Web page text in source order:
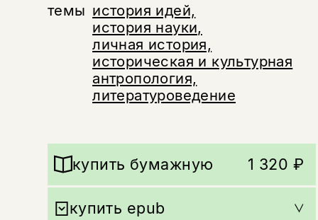
темы история идей,
история науки,
личная история,
историческая и культурная
антропология,
литературоведение
купить бумажную 1 320 ₽
купить epub